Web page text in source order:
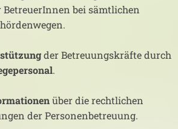
bei sämtlichen
der Betreuungskräfte durch
.
über die rechtlichen
der Personenbetreuung.